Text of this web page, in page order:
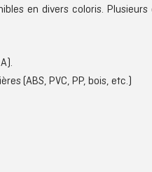
en divers coloris.
(ABS, PVC, PP, bois, etc.)